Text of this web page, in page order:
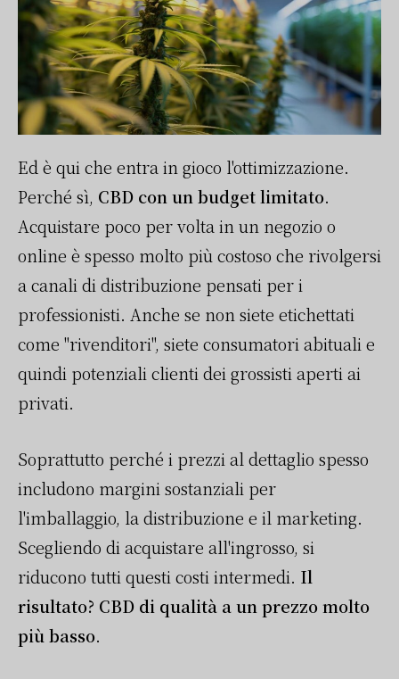
Ed è qui che entra in gioco l'ottimizzazione.
Perché sì, CBD con un budget limitato.
Acquistare poco per volta in un negozio o
online è spesso molto più costoso che rivolgersi
a canali di distribuzione pensati per i
professionisti. Anche se non siete etichettati
come "rivenditori", siete consumatori abituali e
quindi potenziali clienti dei grossisti aperti ai
privati.
Soprattutto perché i prezzi al dettaglio spesso
includono margini sostanziali per
l'imballaggio, la distribuzione e il marketing.
Scegliendo di acquistare all'ingrosso, si
riducono tutti questi costi intermedi. Il
risultato? CBD di qualità a un prezzo molto
più basso.